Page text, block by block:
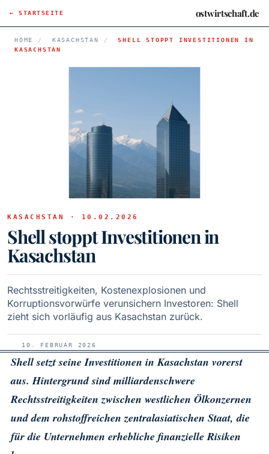
← STARTSEITE ostwirtschaft.de
HOME / KASACHSTAN /
SHELL STOPPT INVESTITIONEN IN
KASACHSTAN
KASACHSTAN · 10.02.2026
Shell stoppt Investitionen in
Kasachstan
Rechtsstreitigkeiten, Kostenexplosionen und
Korruptionsvorwürfe verunsichern Investoren: Shell
zieht sich vorläufig aus Kasachstan zurück.
10. FEBRUAR 2026
Shell setzt seine Investitionen in Kasachstan vorerst
aus. Hintergrund sind milliardenschwere
Rechtsstreitigkeiten zwischen westlichen Ölkonzernen
und dem rohstoffreichen zentralasiatischen Staat, die
für die Unternehmen erhebliche finanzielle Risiken